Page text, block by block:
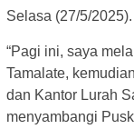
Selasa (27/5/2025).
“Pagi ini, saya
Tamalate,
dan Kantor Lurah
menyambangi